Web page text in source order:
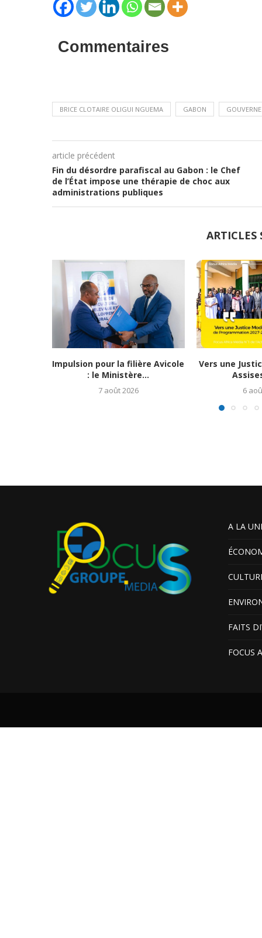
Commentaires
BRICE CLOTAIRE OLIGUI NGUEMA GABON
article précédent
Fin du désordre parafiscal au Gabon : le Chef
de l’État impose une thérapie de choc aux
administrations publiques
ARTICLES
Impulsion pour la filière Avicole
: le Ministère...
7 août 2026
Vers une
6
A LA
FAITS
FOCUS